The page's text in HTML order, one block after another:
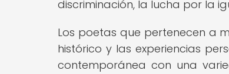
discriminación, la lucha por la
Los poetas que pertenecen a
histórico y las experiencias
contemporánea con una